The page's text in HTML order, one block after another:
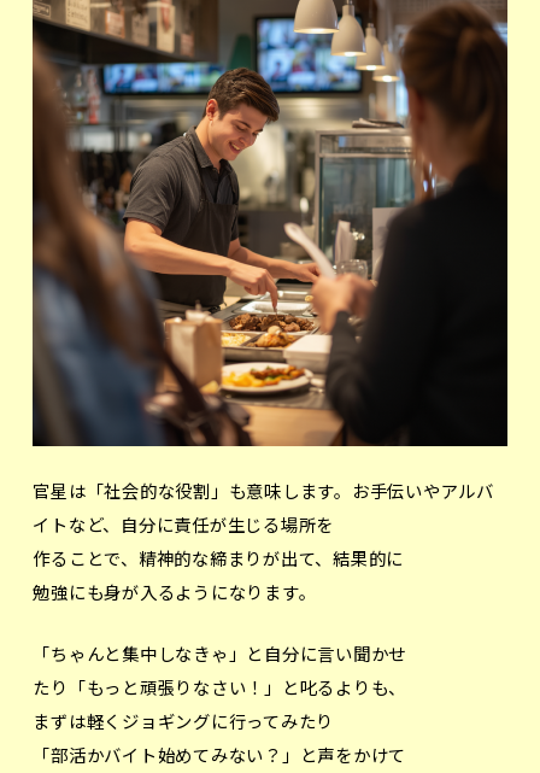
官星は「社会的な役割」も意味します。お手伝いやアルバ
イトなど、自分に責任が生じる場所を
作ることで、精神的な締まりが出て、結果的に
勉強にも身が入るようになります。
「ちゃんと集中しなきゃ」と自分に言い聞かせ
たり「もっと頑張りなさい！」と叱るよりも、
まずは軽くジョギングに行ってみたり
「部活かバイト始めてみない？」と声をかけて